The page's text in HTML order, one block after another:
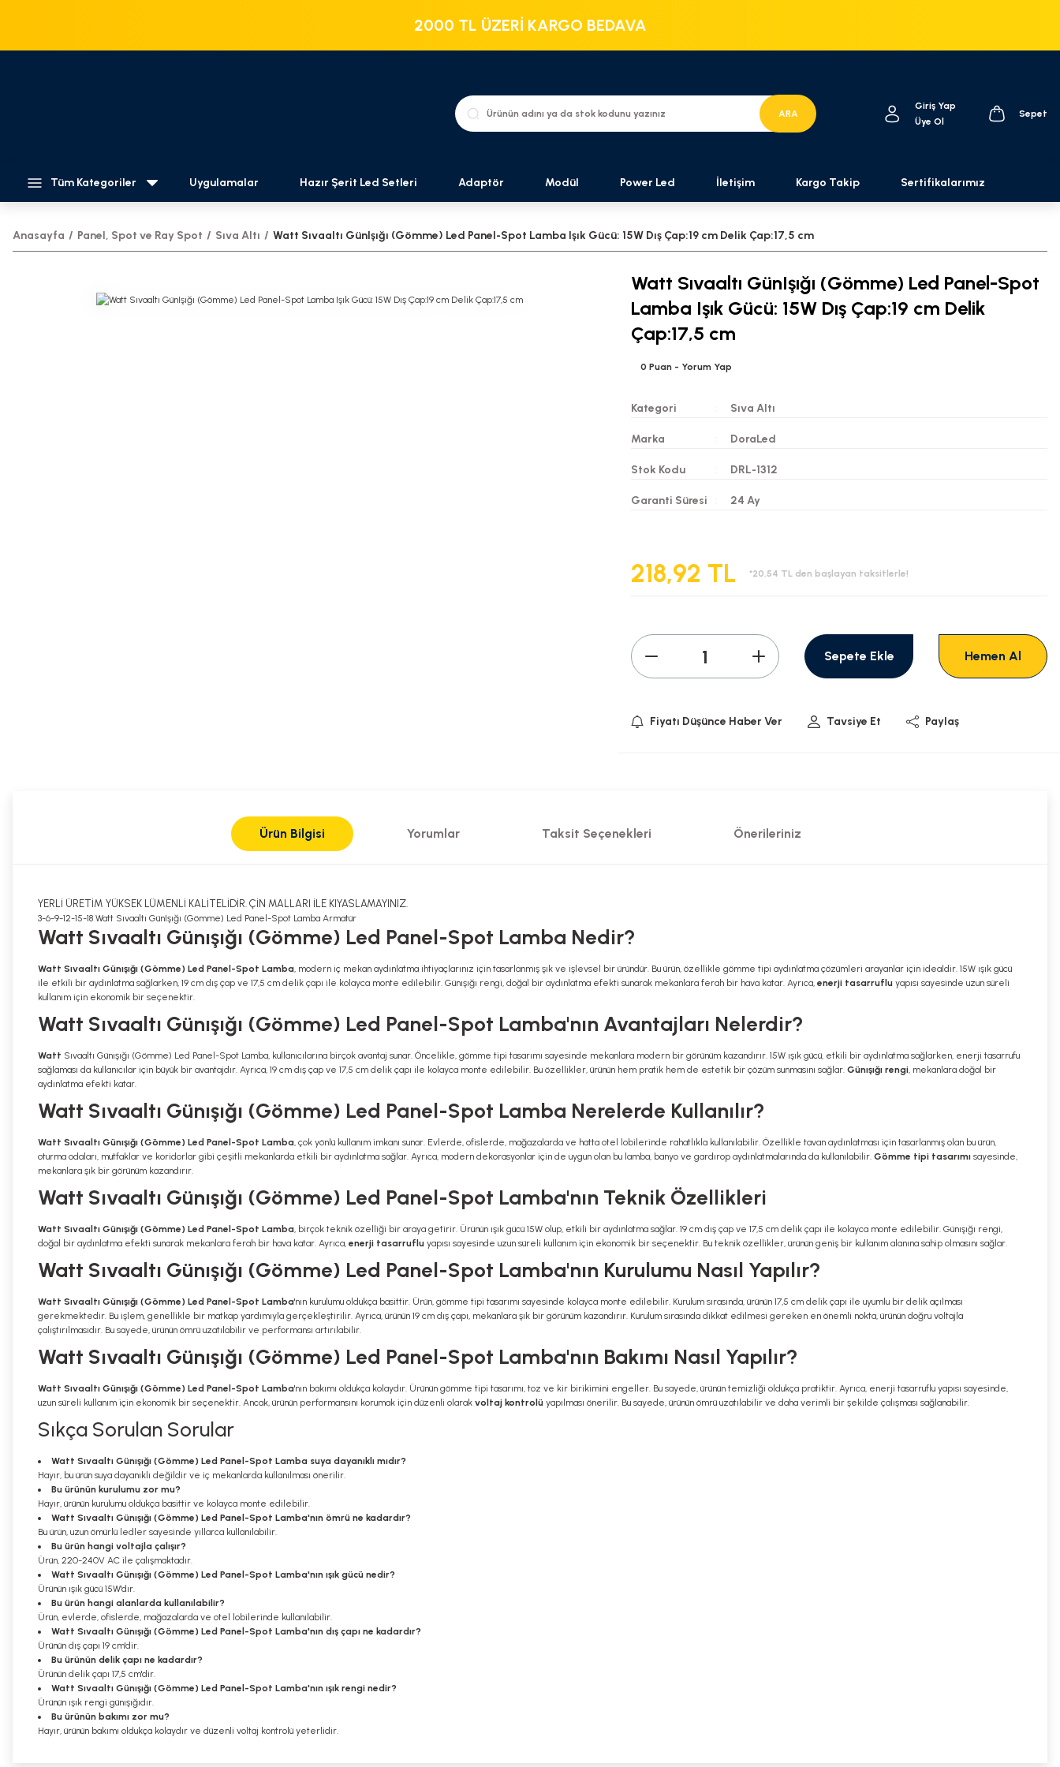
2000 TL ÜZERİ KARGO BEDAVA
ARA
Giriş Yap
Üye Ol
Sepet
Tüm Kategoriler Uygulamalar Hazır Şerit Led Setleri Adaptör Modül Power Led İletişim Kargo Takip Sertifikalarımız
Anasayfa Panel, Spot ve Ray Spot Sıva Altı Watt Sıvaaltı GünIşığı (Gömme) Led Panel-Spot Lamba Işık Gücü: 15W Dış Çap:19 cm Delik Çap:17,5 cm
Watt Sıvaaltı GünIşığı (Gömme) Led Panel-Spot
Lamba Işık Gücü: 15W Dış Çap:19 cm Delik
Çap:17,5 cm
0 Puan - Yorum Yap
Kategori Sıva Altı
Marka DoraLed
Stok Kodu DRL-1312
Garanti Süresi 24 Ay
218,92 TL *20,54 TL den başlayan taksitlerle!
Sepete Ekle Hemen Al
Fiyatı Düşünce Haber Ver Tavsiye Et Paylaş
Ürün Bilgisi Yorumlar Taksit Seçenekleri Önerileriniz
YERLİ ÜRETİM YÜKSEK LÜMENLİ KALİTELİDİR. ÇİN MALLARI İLE KIYASLAMAYINIZ.
3-6-9-12-15-18 Watt Sıvaaltı GünIşığı (Gömme) Led Panel-Spot Lamba Armatür
Watt Sıvaaltı Günışığı (Gömme) Led Panel-Spot Lamba Nedir?
Watt Sıvaaltı Günışığı (Gömme) Led Panel-Spot Lamba, modern iç mekan aydınlatma ihtiyaçlarınız için tasarlanmış şık ve işlevsel bir üründür. Bu ürün, özellikle gömme tipi aydınlatma çözümleri arayanlar için idealdir. 15W ışık gücü
ile etkili bir aydınlatma sağlarken, 19 cm dış çap ve 17,5 cm delik çapı ile kolayca monte edilebilir. Günışığı rengi, doğal bir aydınlatma efekti sunarak mekanlara ferah bir hava katar. Ayrıca, enerji tasarruflu yapısı sayesinde uzun süreli
kullanım için ekonomik bir seçenektir.
Watt Sıvaaltı Günışığı (Gömme) Led Panel-Spot Lamba'nın Avantajları Nelerdir?
Watt Sıvaaltı Günışığı (Gömme) Led Panel-Spot Lamba, kullanıcılarına birçok avantaj sunar. Öncelikle, gömme tipi tasarımı sayesinde mekanlara modern bir görünüm kazandırır. 15W ışık gücü, etkili bir aydınlatma sağlarken, enerji tasarrufu
sağlaması da kullanıcılar için büyük bir avantajdır. Ayrıca, 19 cm dış çap ve 17,5 cm delik çapı ile kolayca monte edilebilir. Bu özellikler, ürünün hem pratik hem de estetik bir çözüm sunmasını sağlar. Günışığı rengi, mekanlara doğal bir
aydınlatma efekti katar.
Watt Sıvaaltı Günışığı (Gömme) Led Panel-Spot Lamba Nerelerde Kullanılır?
Watt Sıvaaltı Günışığı (Gömme) Led Panel-Spot Lamba, çok yönlü kullanım imkanı sunar. Evlerde, ofislerde, mağazalarda ve hatta otel lobilerinde rahatlıkla kullanılabilir. Özellikle tavan aydınlatması için tasarlanmış olan bu ürün,
oturma odaları, mutfaklar ve koridorlar gibi çeşitli mekanlarda etkili bir aydınlatma sağlar. Ayrıca, modern dekorasyonlar için de uygun olan bu lamba, banyo ve gardırop aydınlatmalarında da kullanılabilir. Gömme tipi tasarımı sayesinde,
mekanlara şık bir görünüm kazandırır.
Watt Sıvaaltı Günışığı (Gömme) Led Panel-Spot Lamba'nın Teknik Özellikleri
Watt Sıvaaltı Günışığı (Gömme) Led Panel-Spot Lamba, birçok teknik özelliği bir araya getirir. Ürünün ışık gücü 15W olup, etkili bir aydınlatma sağlar. 19 cm dış çap ve 17,5 cm delik çapı ile kolayca monte edilebilir. Günışığı rengi,
doğal bir aydınlatma efekti sunarak mekanlara ferah bir hava katar. Ayrıca, enerji tasarruflu yapısı sayesinde uzun süreli kullanım için ekonomik bir seçenektir. Bu teknik özellikler, ürünün geniş bir kullanım alanına sahip olmasını sağlar.
Watt Sıvaaltı Günışığı (Gömme) Led Panel-Spot Lamba'nın Kurulumu Nasıl Yapılır?
Watt Sıvaaltı Günışığı (Gömme) Led Panel-Spot Lamba'nın kurulumu oldukça basittir. Ürün, gömme tipi tasarımı sayesinde kolayca monte edilebilir. Kurulum sırasında, ürünün 17,5 cm delik çapı ile uyumlu bir delik açılması
gerekmektedir. Bu işlem, genellikle bir matkap yardımıyla gerçekleştirilir. Ayrıca, ürünün 19 cm dış çapı, mekanlara şık bir görünüm kazandırır. Kurulum sırasında dikkat edilmesi gereken en önemli nokta, ürünün doğru voltajla
çalıştırılmasıdır. Bu sayede, ürünün ömrü uzatılabilir ve performansı artırılabilir.
Watt Sıvaaltı Günışığı (Gömme) Led Panel-Spot Lamba'nın Bakımı Nasıl Yapılır?
Watt Sıvaaltı Günışığı (Gömme) Led Panel-Spot Lamba'nın bakımı oldukça kolaydır. Ürünün gömme tipi tasarımı, toz ve kir birikimini engeller. Bu sayede, ürünün temizliği oldukça pratiktir. Ayrıca, enerji tasarruflu yapısı sayesinde,
uzun süreli kullanım için ekonomik bir seçenektir. Ancak, ürünün performansını korumak için düzenli olarak voltaj kontrolü yapılması önerilir. Bu sayede, ürünün ömrü uzatılabilir ve daha verimli bir şekilde çalışması sağlanabilir.
Sıkça Sorulan Sorular
Watt Sıvaaltı Günışığı (Gömme) Led Panel-Spot Lamba suya dayanıklı mıdır?
Hayır, bu ürün suya dayanıklı değildir ve iç mekanlarda kullanılması önerilir.
Bu ürünün kurulumu zor mu?
Hayır, ürünün kurulumu oldukça basittir ve kolayca monte edilebilir.
Watt Sıvaaltı Günışığı (Gömme) Led Panel-Spot Lamba'nın ömrü ne kadardır?
Bu ürün, uzun ömürlü ledler sayesinde yıllarca kullanılabilir.
Bu ürün hangi voltajla çalışır?
Ürün, 220-240V AC ile çalışmaktadır.
Watt Sıvaaltı Günışığı (Gömme) Led Panel-Spot Lamba'nın ışık gücü nedir?
Ürünün ışık gücü 15W'dır.
Bu ürün hangi alanlarda kullanılabilir?
Ürün, evlerde, ofislerde, mağazalarda ve otel lobilerinde kullanılabilir.
Watt Sıvaaltı Günışığı (Gömme) Led Panel-Spot Lamba'nın dış çapı ne kadardır?
Ürünün dış çapı 19 cm'dir.
Bu ürünün delik çapı ne kadardır?
Ürünün delik çapı 17,5 cm'dir.
Watt Sıvaaltı Günışığı (Gömme) Led Panel-Spot Lamba'nın ışık rengi nedir?
Ürünün ışık rengi günışığıdır.
Bu ürünün bakımı zor mu?
Hayır, ürünün bakımı oldukça kolaydır ve düzenli voltaj kontrolü yeterlidir.